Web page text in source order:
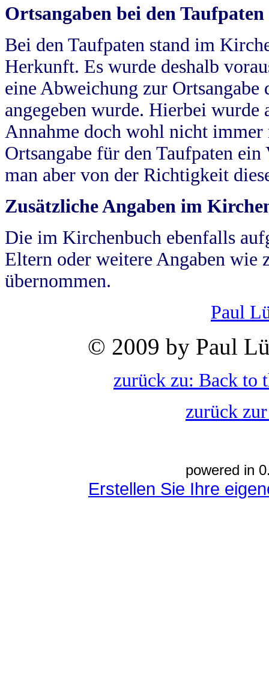
Ortsangaben bei den Taufpaten
Bei den Taufpaten stand im
Herkunft. Es wurde deshalb
eine Abweichung zur
angegeben wurde. Hierbei wurde
Annahme doch wohl nicht
Ortsangabe für den Taufpaten
man aber von der Richtigkeit
Zusätzliche Angaben im
Die im Kirchenbuch ebenfalls
Eltern oder weitere Angaben wie
übernommen.
Paul
© 2009 by Paul
zurück zu: Back to
zurück
powered in
Erstellen Sie Ihre